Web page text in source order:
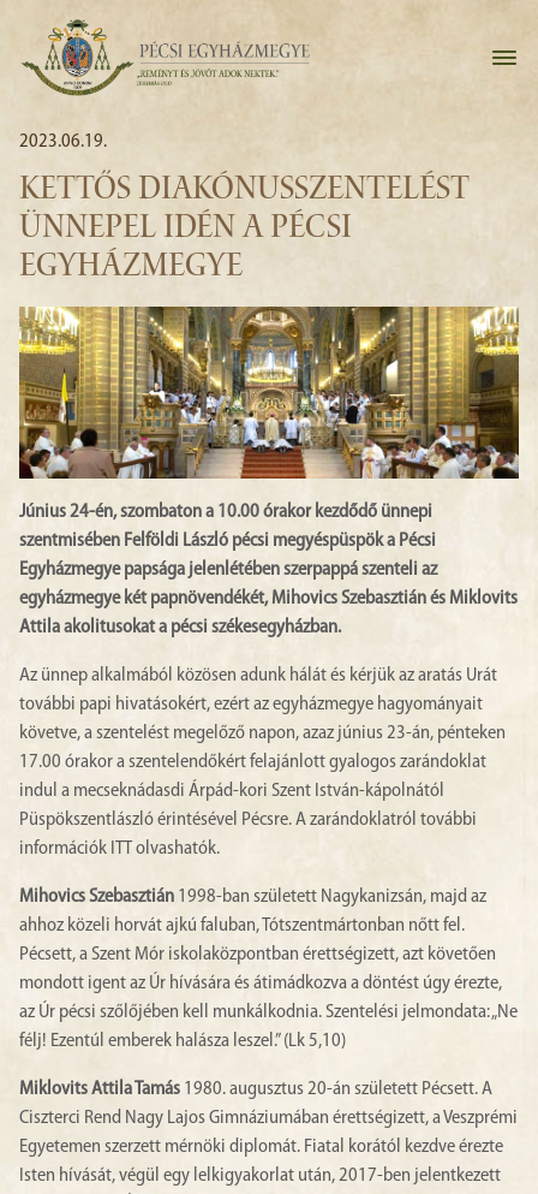
2023.06.19.
KETTŐS DIAKÓNUSSZENTELÉST
ÜNNEPEL IDÉN A PÉCSI
EGYHÁZMEGYE
Június 24-én, szombaton a 10.00 órakor kezdődő ünnepi
szentmisében Felföldi László pécsi megyéspüspök a Pécsi
Egyházmegye papsága jelenlétében szerpappá szenteli az
egyházmegye két papnövendékét, Mihovics Szebasztián és Miklovits
Attila akolitusokat a pécsi székesegyházban.
Az ünnep alkalmából közösen adunk hálát és kérjük az aratás Urát
további papi hivatásokért, ezért az egyházmegye hagyományait
követve, a szentelést megelőző napon, azaz június 23-án, pénteken
17.00 órakor a szentelendőkért felajánlott gyalogos zarándoklat
indul a mecseknádasdi Árpád-kori Szent István-kápolnától
Püspökszentlászló érintésével Pécsre. A zarándoklatról további
információk ITT olvashatók.
Mihovics Szebasztián 1998-ban született Nagykanizsán, majd az
ahhoz közeli horvát ajkú faluban, Tótszentmártonban nőtt fel.
Pécsett, a Szent Mór iskolaközpontban érettségizett, azt követően
mondott igent az Úr hívására és átimádkozva a döntést úgy érezte,
az Úr pécsi szőlőjében kell munkálkodnia. Szentelési jelmondata: „Ne
félj! Ezentúl emberek halásza leszel.” (Lk 5,10)
Miklovits Attila Tamás 1980. augusztus 20-án született Pécsett. A
Ciszterci Rend Nagy Lajos Gimnáziumában érettségizett, a Veszprémi
Egyetemen szerzett mérnöki diplomát. Fiatal korától kezdve érezte
Isten hívását, végül egy lelkigyakorlat után, 2017-ben jelentkezett